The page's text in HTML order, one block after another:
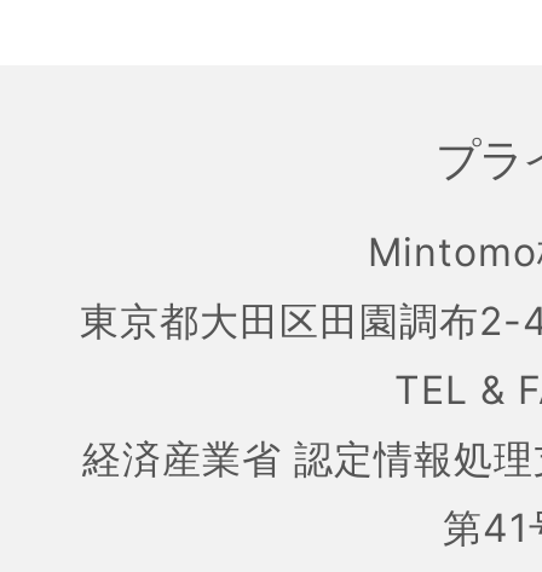
プラ
東京都大田区田園調布
TEL &
経済産業省 認定情報処
第